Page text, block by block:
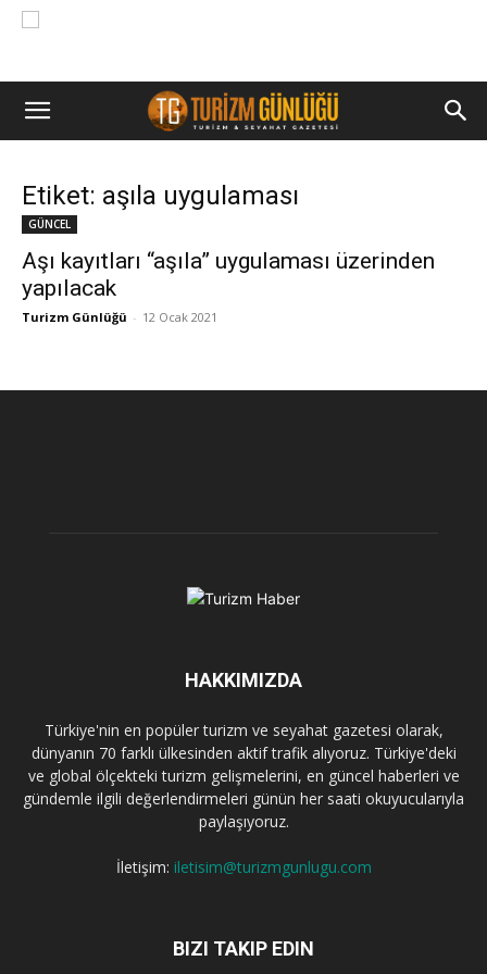
Etiket: aşıla uygulaması
GÜNCEL
Aşı kayıtları “aşıla” uygulaması üzerinden
yapılacak
Turizm Günlüğü - 12 Ocak 2021
HAKKIMIZDA
Türkiye'nin en popüler turizm ve seyahat gazetesi olarak,
dünyanın 70 farklı ülkesinden aktif trafik alıyoruz. Türkiye'deki
ve global ölçekteki turizm gelişmelerini, en güncel haberleri ve
gündemle ilgili değerlendirmeleri günün her saati okuyucularıyla
paylaşıyoruz.
İletişim: iletisim@turizmgunlugu.com
BIZI TAKIP EDIN